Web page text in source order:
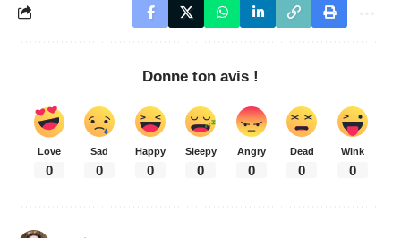
Donne ton avis !
Love
0
Sad
0
Happy
0
Sleepy
0
Angry
0
Dead
0
Wink
0